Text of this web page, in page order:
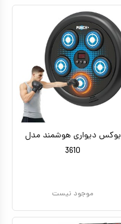
بوکس دیواری هوشمند مدل
3610
موجود نیست